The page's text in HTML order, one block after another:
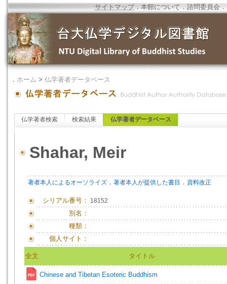
サイトマップ．本館について ．諮問委員会 ．
． ホーム > 仏学著者データベース
仏学著者検索 検索結果 仏学著者データベース
Shahar, Meir
著者本人によるオーソライズ ． 著者本人が提供した書目 ． 資料改正
シリアル番号： 18152
別名：
種類：
個人サイト：
全文 タイトル
Chinese and Tibetan Esoteric Buddhism